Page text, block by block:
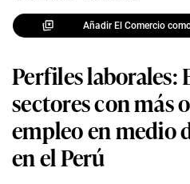
Añadir El Comercio
Perfiles laborales:
sectores con más
empleo en medio
en el Perú